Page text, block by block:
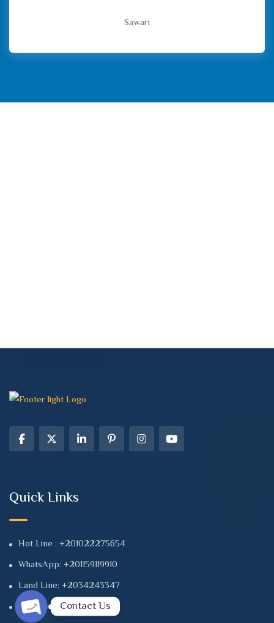
Sawari
Quick Links
Hot Line : +201022275654
WhatsApp: +201159119910
Land Line: +2034243347
Land Line: +2034241112
Contact Us